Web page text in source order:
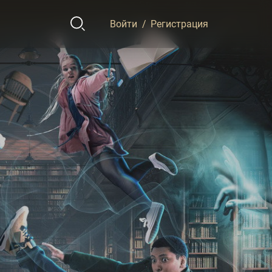
Войти / Регистрация